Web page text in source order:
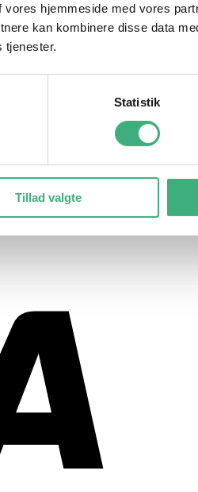
hjemmeside med vores
kan kombinere disse data
tjenester.
Statistik
Tillad valgte